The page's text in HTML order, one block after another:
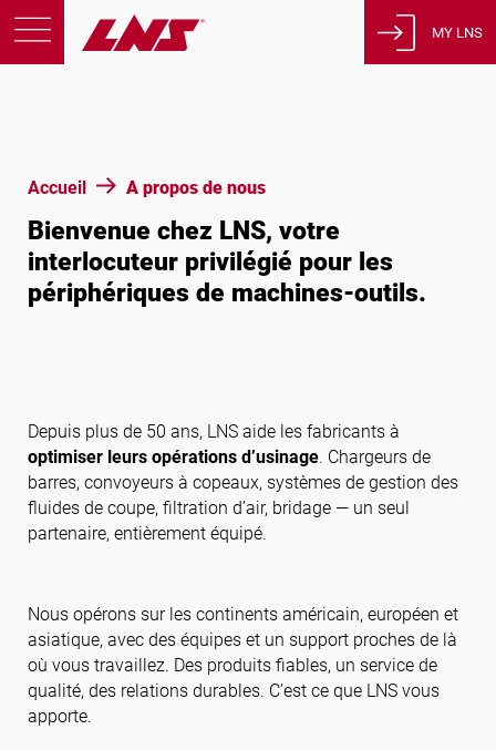
Accueil A propos de nous
Bienvenue chez LNS, votre
interlocuteur privilégié pour les
périphériques de machines-outils.
Depuis plus de 50 ans, LNS aide les fabricants à
optimiser leurs opérations d’usinage. Chargeurs de
barres, convoyeurs à copeaux, systèmes de gestion des
fluides de coupe, filtration d’air, bridage — un seul
partenaire, entièrement équipé.
Nous opérons sur les continents américain, européen et
asiatique, avec des équipes et un support proches de là
où vous travaillez. Des produits fiables, un service de
qualité, des relations durables. C’est ce que LNS vous
apporte.
Carrières
Contact
Français
MY LNS